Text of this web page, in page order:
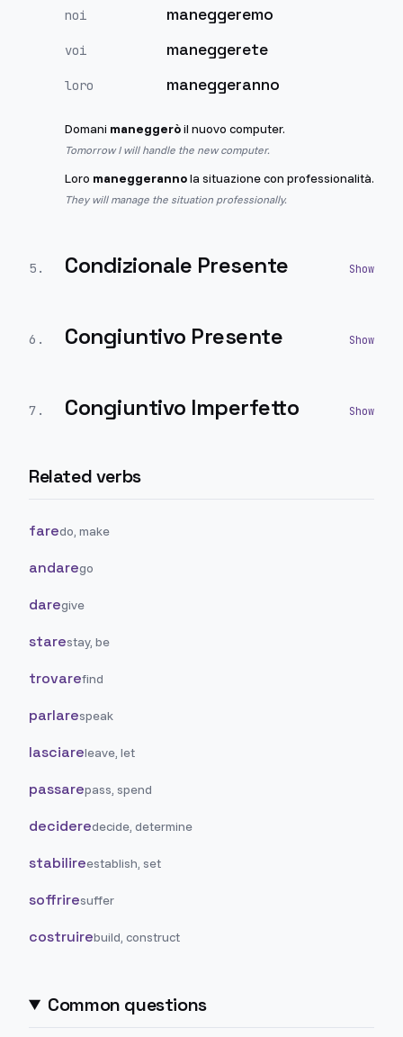
noi maneggeremo
voi maneggerete
loro maneggeranno
Domani maneggeròil nuovo computer.
Tomorrow I will handle the new computer.
Loro maneggerannola situazione con professionalità.
They will manage the situation professionally.
5 . Condizionale Presente
6 . Congiuntivo Presente
7 . Congiuntivo Imperfetto
Related verbs
faredo, make
andarego
daregive
starestay, be
trovarefind
parlarespeak
lasciareleave, let
passarepass, spend
decideredecide, determine
stabilireestablish, set
soffriresuffer
costruirebuild, construct
Common questions